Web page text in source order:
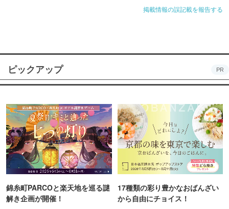
掲載情報の誤記載を報告する
ピックアップ PR
錦糸町PARCOと楽天地を巡る謎
解き企画が開催！
17種類の彩り豊かなおばんざい
から自由にチョイス！